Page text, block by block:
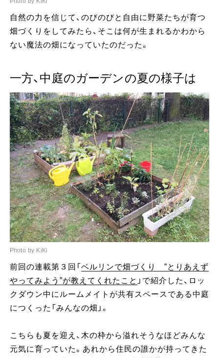
自然の力を信じて、のびのびと自由に野菜たちが育つ
畑づくりをしてみたら、そこは何が生まれるかわから
ない魔法の畑になっていたのだった。
一方、中庭のガーデンの夏の様子は
Photo by KiKi
前回の連載第３回「 ベルリンで畑づくり ”とりあえず
やってみよう”が教えてくれたこと 」で紹介した、ロッ
クダウン中にルームメイトが共有スペースである中庭
につくった「みんなの畑」。
こちらも夏を迎え、木の枠から溢れそうなほどみんな
元気に育っていた。あれから住民の誰かが持ってきた